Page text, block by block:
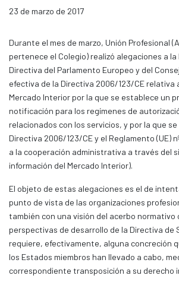
23 de marzo de 2017
Durante el mes de marzo, Unión Profesional
pertenece el Colegio) realizó alegaciones a
Directiva del Parlamento Europeo y del
efectiva de la Directiva 2006/123/CE relativa
Mercado Interior por la que se establece un
notificación para los regímenes de
relacionados con los servicios, y por la que
Directiva 2006/123/CE y el Reglamento (UE)
a la cooperación administrativa a través del
información del Mercado Interior).
El objeto de estas alegaciones es el de
punto de vista de las organizaciones
también con una visión del acerbo normativo
perspectivas de desarrollo de la Directiva de
requiere, efectivamente, alguna concreción
los Estados miembros han llevado a cabo,
correspondiente transposición a su derecho